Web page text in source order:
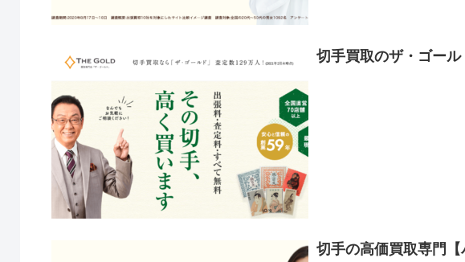
切手買取のザ・ゴール
切手の高価買取専門【